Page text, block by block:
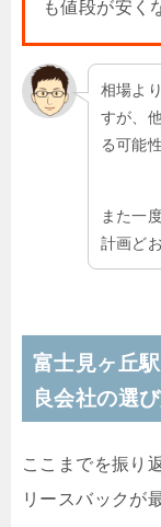
も値段が安く
相場よ
すが、
る可能
また一
計画ど
富士見ヶ丘
良会社の選
ここまでを振り
リースバックが